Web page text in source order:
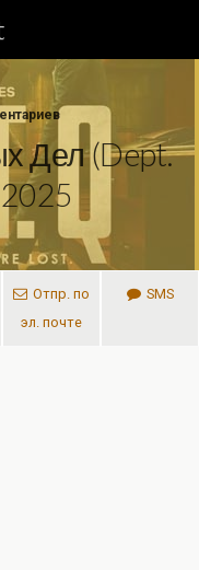
Дел (Dept.
Отпр. по
эл. почте
SMS